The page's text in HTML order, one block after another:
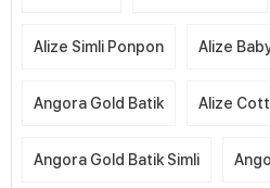
Alize Simli Ponpon Alize
Angora Gold Batik Alize
Angora Gold Batik Simli